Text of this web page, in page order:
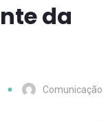
da
Comunicação